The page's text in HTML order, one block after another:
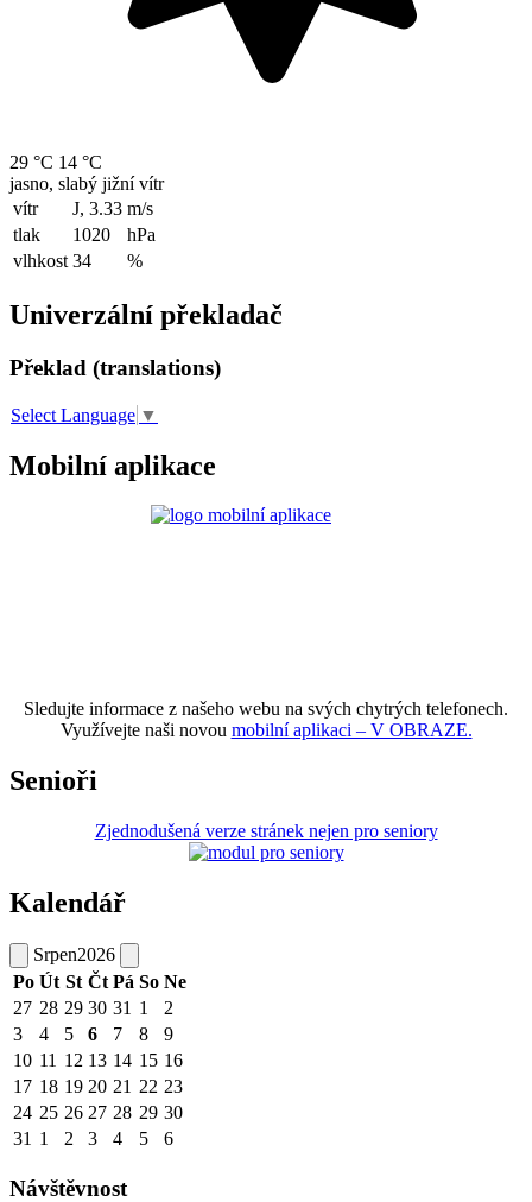
29 °C 14 °C
jasno, slabý jižní vítr
vítr
J, 3.33 m/s
tlak
1020
hPa
vlhkost 34 %
Univerzální překladač
Překlad (translations)
Select Language ▼
Mobilní aplikace
Sledujte informace z našeho webu na svých chytrých telefonech.
Využívejte naši novou mobilní aplikaci – V OBRAZE.
Senioři
Zjednodušená verze stránek nejen pro seniory
Kalendář
Srpen2026
Po Út St Čt Pá So Ne
27 28 29 30 31 1
2
3
4 5 6 7 8
9
10 11 12 13 14 15 16
17 18 19 20 21 22 23
24 25 26 27 28 29 30
31 1 2 3 4 5 6
Návštěvnost